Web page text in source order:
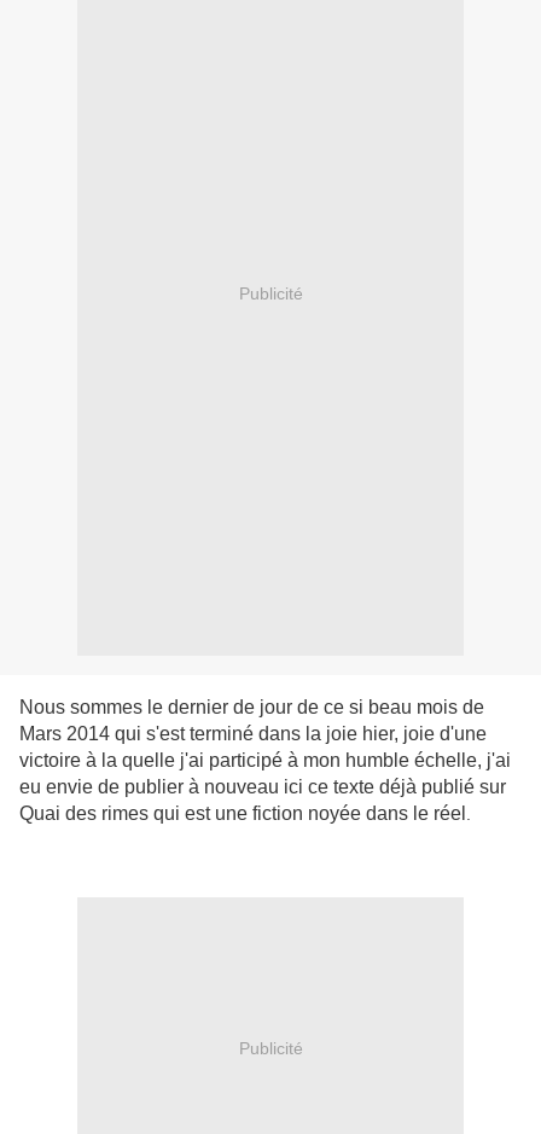
Publicité
Nous sommes le dernier de jour de ce si beau mois de
Mars 2014 qui s'est terminé dans la joie hier, joie d'une
victoire à la quelle j'ai participé à mon humble échelle, j'ai
eu envie de publier à nouveau ici ce texte déjà publié sur
Quai des rimes qui est une fiction noyée dans le réel
Publicité